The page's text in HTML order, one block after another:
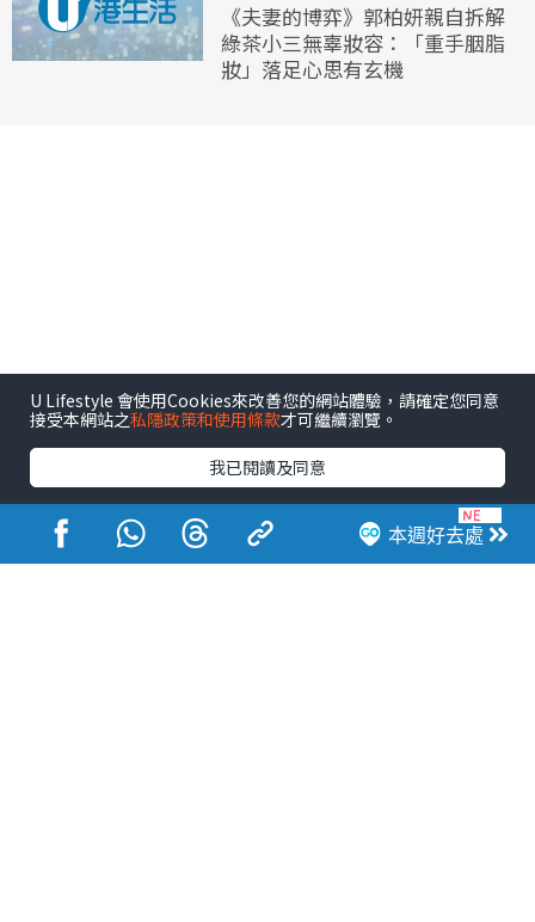
《夫妻的博弈》郭柏妍親自拆解
綠茶小三無辜妝容：「重手胭脂
妝」落足心思有玄機
本週好去處
U Lifestyle 會使用Cookies來改善您的網站體驗，請確定您同意
接受本網站之私隱政策和使用條款才可繼續瀏覽。
我已閱讀及同意